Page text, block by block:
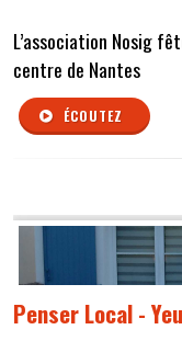
L’association Nosig
centre de Nantes
ÉCOUTEZ
Penser Local -